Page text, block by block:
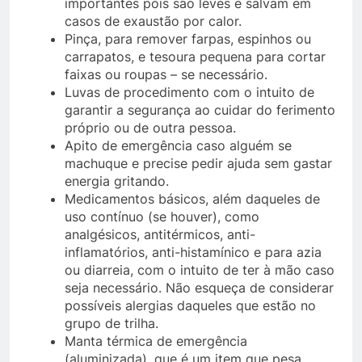
importantes pois são leves e salvam em
casos de exaustão por calor.
Pinça, para remover farpas, espinhos ou
carrapatos, e tesoura pequena para cortar
faixas ou roupas – se necessário.
Luvas de procedimento com o intuito de
garantir a segurança ao cuidar do ferimento
próprio ou de outra pessoa.
Apito de emergência caso alguém se
machuque e precise pedir ajuda sem gastar
energia gritando.
Medicamentos básicos, além daqueles de
uso contínuo (se houver), como
analgésicos, antitérmicos, anti-
inflamatórios, anti-histamínico e para azia
ou diarreia, com o intuito de ter à mão caso
seja necessário. Não esqueça de considerar
possíveis alergias daqueles que estão no
grupo de trilha.
Manta térmica de emergência